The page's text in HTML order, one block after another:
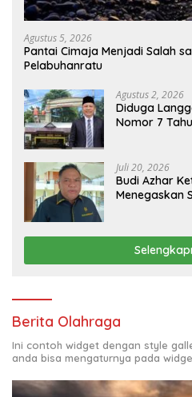
Agustus 5, 2026
Pantai Cimaja Menjadi Salah
Pelabuhanratu
Agustus 2, 2026
Diduga
Nomor 7
Juli 20, 2026
Budi Azhar
Menegaskan
Rumput
Berita Olahraga
Ini contoh widget dengan style
anda bisa mengaturnya pada